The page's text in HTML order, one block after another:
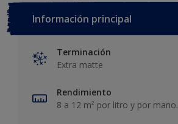
Información principal
Terminación
Extra matte
Rendimiento
8 a 12 m² por litro y por mano.